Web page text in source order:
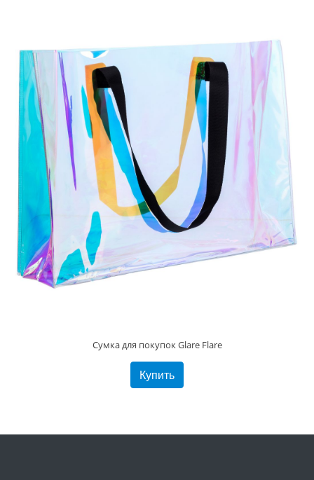
Сумка для покупок Glare Flare
Купить